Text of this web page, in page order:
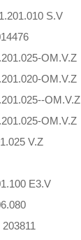
S.V
OM.V.Z
OM.V.Z
OM.V.Z
OM.V.Z
V.Z
E3.V